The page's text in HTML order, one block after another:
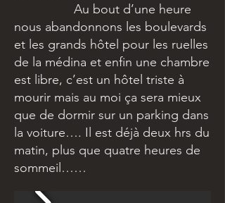
Au bout d’une heure
nous abandonnons les boulevards
et les grands hôtel pour les ruelles
de la médina et enfin une chambre
est libre, c’est un hôtel triste à
mourir mais au moi ça sera mieux
que de dormir sur un parking dans
la voiture…. Il est déjà deux hrs du
matin, plus que quatre heures de
sommeil……